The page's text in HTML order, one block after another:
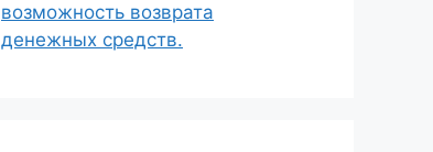
возможность возврата
денежных средств.